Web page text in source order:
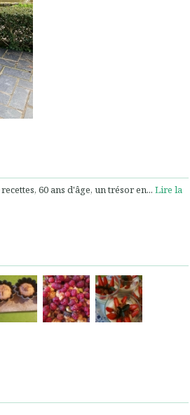
60 ans d'âge, un trésor en... Lire la